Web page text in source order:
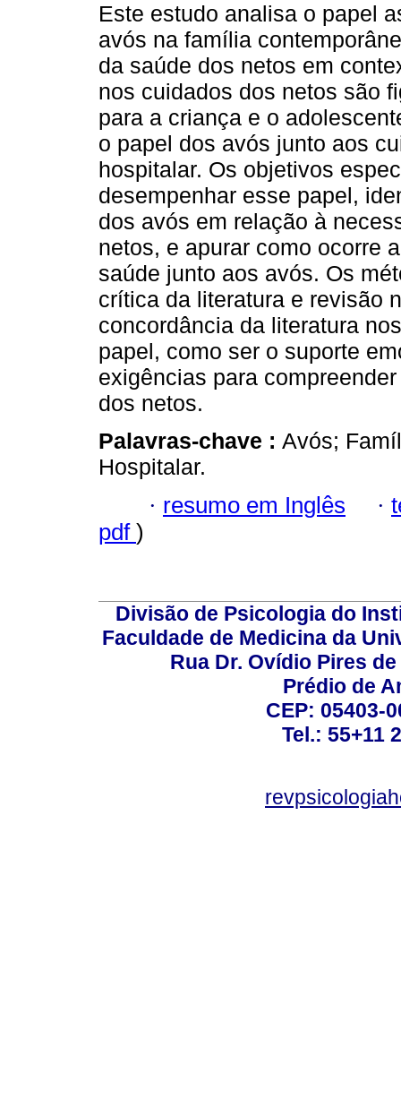
Este estudo analisa o papel
avós na família
da saúde dos netos em
nos cuidados dos netos são
para a criança e o
o papel dos avós junto aos
hospitalar. Os objetivos
desempenhar esse papel,
dos avós em relação à
netos, e apurar como ocorre
saúde junto aos avós. Os
crítica da literatura e revisão
concordância da literatura
papel, como ser o suporte
exigências para
dos netos.
Palavras-chave : Avós;
Hospitalar.
· resumo em Inglês ·
pdf )
Divisão de Psicologia do
Faculdade de Medicina da
Rua Dr. Ovídio Pires
Prédio de
CEP: 05403-
Tel.: 55+11